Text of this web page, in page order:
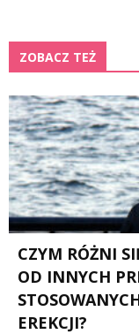
ZOBACZ TEŻ
CZYM RÓŻNI
OD INNYCH
EREKCJI?